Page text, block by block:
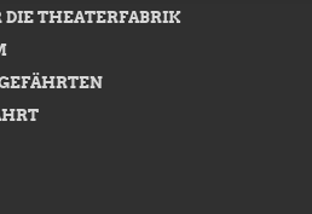
DIE THEATERFABRIK